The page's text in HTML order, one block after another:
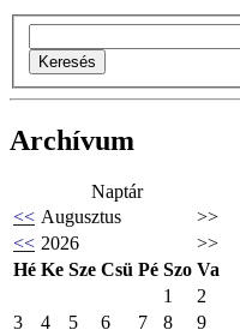
Archívum
Naptár
<< Augusztus
>>
<< 2026
>>
Hé Ke Sze Csü Pé Szo Va
1
2
3
4 5 6 7 8
9